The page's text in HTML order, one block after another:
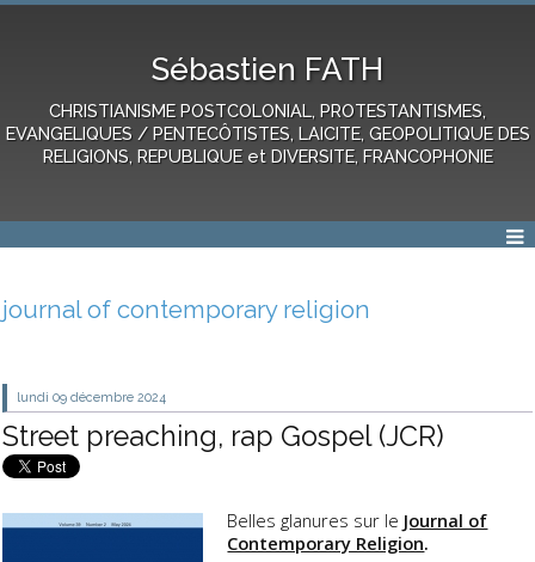
Sébastien FATH
CHRISTIANISME POSTCOLONIAL, PROTESTANTISMES,
EVANGELIQUES / PENTECÔTISTES, LAICITE, GEOPOLITIQUE DES
RELIGIONS, REPUBLIQUE et DIVERSITE, FRANCOPHONIE
journal of contemporary religion
lundi 09 décembre 2024
Street preaching, rap Gospel (JCR)
Belles glanures sur le Journal of
Contemporary Religion.